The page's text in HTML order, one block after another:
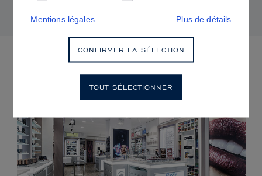
PROCHAINS ÉVÈNEMENTS
Mentions légales Plus de détails
CONFIRMER LA SÉLECTION
TOUT SÉLECTIONNER